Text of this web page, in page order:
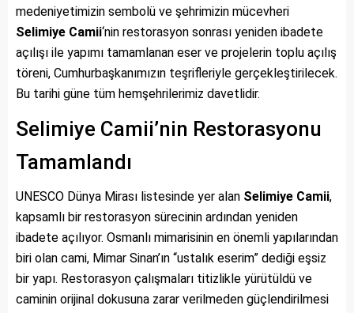
medeniyetimizin sembolü ve şehrimizin mücevheri
Selimiye Camii‘nin restorasyon sonrası yeniden ibadete
açılışı ile yapımı tamamlanan eser ve projelerin toplu açılış
töreni, Cumhurbaşkanımızın teşrifleriyle gerçekleştirilecek.
Bu tarihi güne tüm hemşehrilerimiz davetlidir.
Selimiye Camii’nin Restorasyonu
Tamamlandı
UNESCO Dünya Mirası listesinde yer alan Selimiye Camii,
kapsamlı bir restorasyon sürecinin ardından yeniden
ibadete açılıyor. Osmanlı mimarisinin en önemli yapılarından
biri olan cami, Mimar Sinan’ın “ustalık eserim” dediği eşsiz
bir yapı. Restorasyon çalışmaları titizlikle yürütüldü ve
caminin orijinal dokusuna zarar verilmeden güçlendirilmesi